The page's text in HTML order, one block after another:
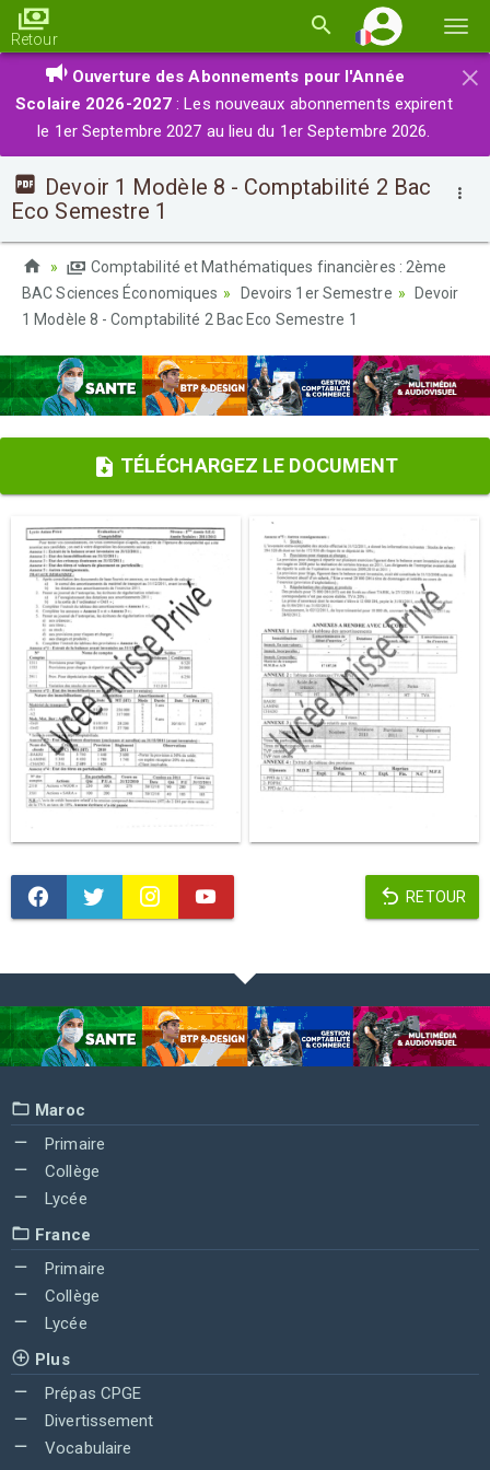
la
Retour
×
Ouverture des Abonnements pour l'Année
Scolaire 2026-2027 : Les nouveaux abonnements expirent
le 1er Septembre 2027 au lieu du 1er Septembre 2026.
Devoir 1 Modèle 8 - Comptabilité 2 Bac
Eco Semestre 1
Comptabilité et Mathématiques financières : 2ème
BAC Sciences Économiques
Devoirs 1er Semestre
Devoir
1 Modèle 8 - Comptabilité 2 Bac Eco Semestre 1
TÉLÉCHARGEZ LE DOCUMENT
RETOUR
Maroc
Primaire
Collège
Lycée
France
Primaire
Collège
Lycée
Plus
Prépas CPGE
Divertissement
Vocabulaire